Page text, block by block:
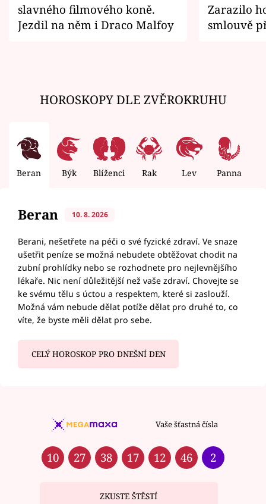
slavného filmového koně.
Jezdil na něm i Draco Malfoy
Zarazilo
smlouvě
HOROSKOPY DLE ZVĚROKRUHU
Beran Býk Blíženci Rak Lev Panna
Beran 10. 8. 2026
Berani, nešetřete na péči o své fyzické zdraví. Ve snaze
ušetřit peníze se možná nebudete obtěžovat chodit na
zubní prohlídky nebo se rozhodnete pro nejlevnějšího
lékaře. Nic není důležitější než vaše zdraví. Chovejte se
ke svému tělu s úctou a respektem, které si zaslouží.
Možná vám nebude dělat potíže dělat pro druhé to, co
víte, že byste měli dělat pro sebe.
CELÝ HOROSKOP PRO DNEŠNÍ DEN
Vaše šťastná čísla
10 27 38 17 12 46 2
ZKUSTE ŠTĚSTÍ